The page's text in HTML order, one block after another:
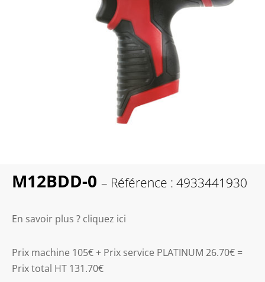
M12BDD-0 – Référence : 4933441930
En savoir plus ? cliquez ici
Prix machine 105€ + Prix service PLATINUM 26.70€ =
Prix total HT 131.70€